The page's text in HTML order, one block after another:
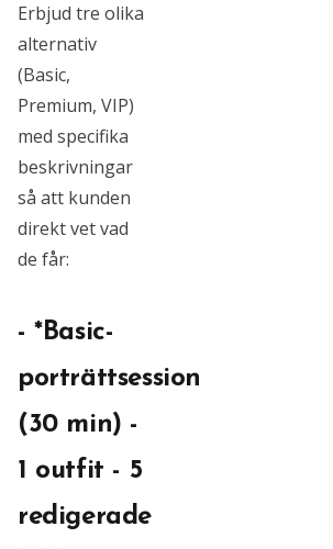
Erbjud tre olika
alternativ
(Basic,
Premium, VIP)
med specifika
beskrivningar
så att kunden
direkt vet vad
de får:
- *Basic-
porträttsession
(30 min) -
1 outfit - 5
redigerade